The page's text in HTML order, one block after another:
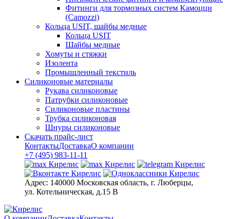
Фитинги для тормозных систем Камоцци
(Camozzi)
Кольца USIT, шайбы медные
Кольца USIT
Шайбы медные
Хомуты и стяжки
Изолента
Промышленный текстиль
Силиконовые материалы
Рукава силиконовые
Патрубки силиконовые
Силиконовые пластины
Трубка силиконовая
Шнуры силиконовые
Скачать прайс-лист
КонтактыДоставкаО компании
+7 (495) 983-11-11
Адрес: 140000 Московская область, г. Люберцы,
ул. Котельническая, д.15 В